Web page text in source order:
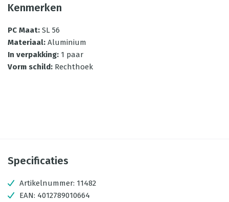
Kenmerken
PC Maat: SL 56
Materiaal: Aluminium
In verpakking: 1 paar
Vorm schild: Rechthoek
Specificaties
Artikelnummer: 11482
EAN: 4012789010664